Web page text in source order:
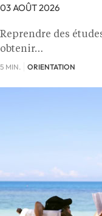
03 AOÛT 2026
Reprendre des
obtenir…
5 MIN. ORIENTATION